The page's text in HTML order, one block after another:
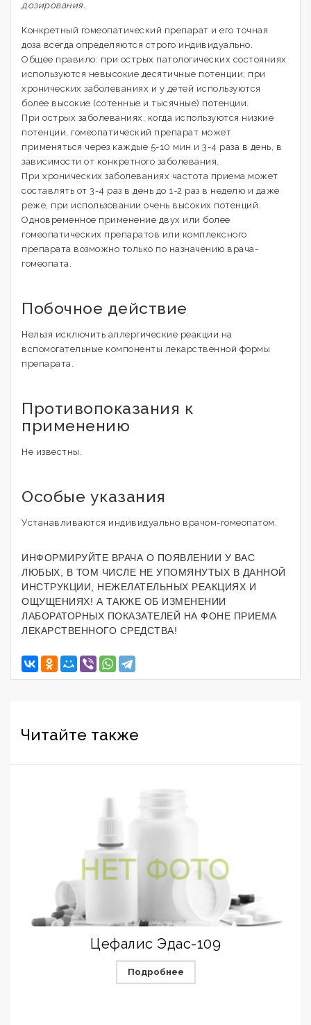
дозирования.
Конкретный гомеопатический препарат и его точная
доза всегда определяются строго индивидуально.
Общее правило: при острых патологических состояниях
используются невысокие десятичные потенции; при
хронических заболеваниях и у детей используются
более высокие (сотенные и тысячные) потенции.
При острых заболеваниях, когда используются низкие
потенции, гомеопатический препарат может
применяться через каждые 5-10 мин и 3-4 раза в день, в
зависимости от конкретного заболевания.
При хронических заболеваниях частота приема может
составлять от 3-4 раз в день до 1-2 раз в неделю и даже
реже, при использовании очень высоких потенций.
Одновременное применение двух или более
гомеопатических препаратов или комплексного
препарата возможно только по назначению врача-
гомеопата.
Побочное действие
Нельзя исключить аллергические реакции на
вспомогательные компоненты лекарственной формы
препарата.
Противопоказания к
применению
Не известны.
Особые указания
Устанавливаются индивидуально врачом-гомеопатом.
ИНФОРМИРУЙТЕ ВРАЧА О ПОЯВЛЕНИИ У ВАС
ЛЮБЫХ, В ТОМ ЧИСЛЕ НЕ УПОМЯНУТЫХ В ДАННОЙ
ИНСТРУКЦИИ, НЕЖЕЛАТЕЛЬНЫХ РЕАКЦИЯХ И
ОЩУЩЕНИЯХ! А ТАКЖЕ ОБ ИЗМЕНЕНИИ
ЛАБОРАТОРНЫХ ПОКАЗАТЕЛЕЙ НА ФОНЕ ПРИЕМА
ЛЕКАРСТВЕННОГО СРЕДСТВА!
Читайте также
Цефалис Эдас-109
Подробнее